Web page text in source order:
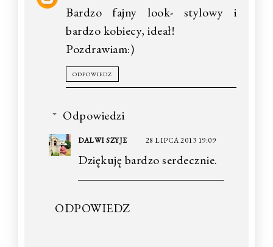
Bardzo fajny look- stylowy i
bardzo kobiecy, ideał!
Pozdrawiam:)
ODPOWIEDZ
Odpowiedzi
DALWI SZYJE 28 LIPCA 2013 19:09
Dziękuję bardzo serdecznie.
ODPOWIEDZ